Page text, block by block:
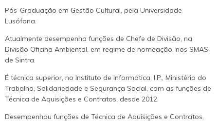
Pós-Graduação em Gestão Cultural, pela Universidade
Lusófona.
Atualmente desempenha funções de Chefe de Divisão, na
Divisão Oficina Ambiental, em regime de nomeação, nos SMAS
de Sintra.
É técnica superior, no Instituto de Informática, I.P., Ministério do
Trabalho, Solidariedade e Segurança Social, com as funções de
Técnica de Aquisições e Contratos, desde 2012.
Desempenhou funções de Técnica de Aquisições e Contratos,